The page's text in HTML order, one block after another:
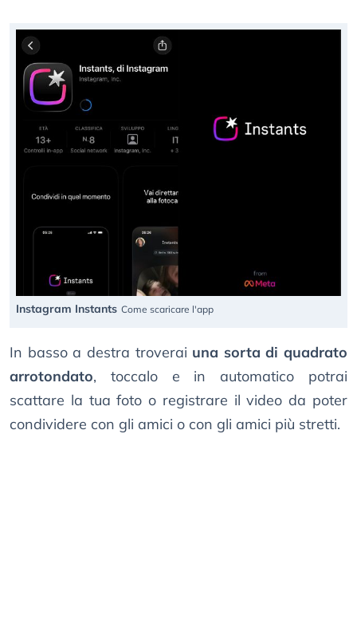
Instagram Instants Come scaricare l'app
In basso a destra troverai una sorta di quadrato
arrotondato, toccalo e in automatico potrai
scattare la tua foto o registrare il video da poter
condividere con gli amici o con gli amici più stretti.